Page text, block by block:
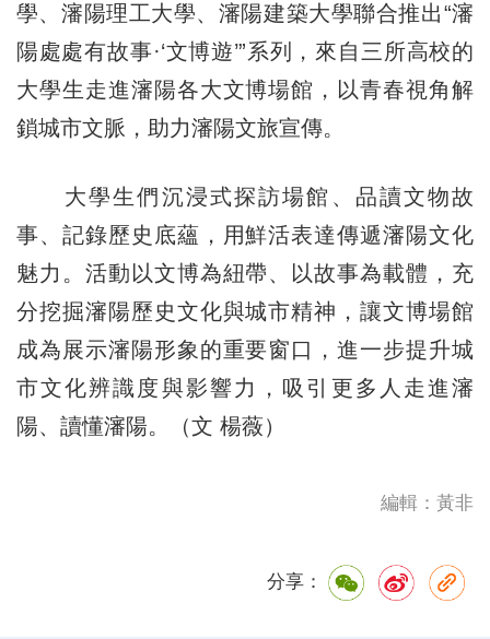
學、瀋陽理工大學、瀋陽建築大學聯合推出“瀋
陽處處有故事·‘文博遊’”系列，來自三所高校的
大學生走進瀋陽各大文博場館，以青春視角解
鎖城市文脈，助力瀋陽文旅宣傳。
大學生們沉浸式探訪場館、品讀文物故
事、記錄歷史底蘊，用鮮活表達傳遞瀋陽文化
魅力。活動以文博為紐帶、以故事為載體，充
分挖掘瀋陽歷史文化與城市精神，讓文博場館
成為展示瀋陽形象的重要窗口，進一步提升城
市文化辨識度與影響力，吸引更多人走進瀋
陽、讀懂瀋陽。（文 楊薇）
編輯：黃非
分享：